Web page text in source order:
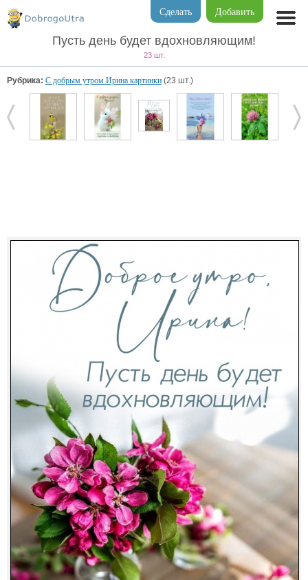
Добавить
Сделать
Пусть день будет вдохновляющим!
23 шт.
Рубрика: С добрым утром Ирина картинки (23 шт.)